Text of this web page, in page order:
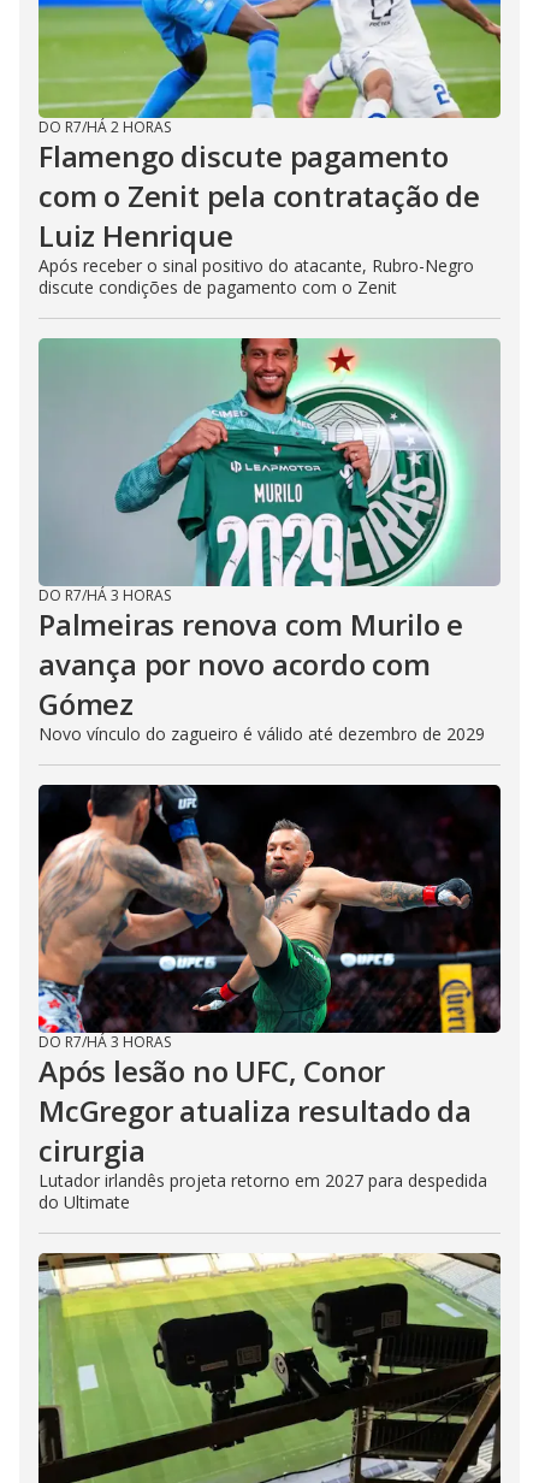
DO R7/HÁ 2 HORAS
Flamengo discute pagamento
com o Zenit pela contratação de
Luiz Henrique
Após receber o sinal positivo do atacante, Rubro-Negro
discute condições de pagamento com o Zenit
DO R7/HÁ 3 HORAS
Palmeiras renova com Murilo e
avança por novo acordo com
Gómez
Novo vínculo do zagueiro é válido até dezembro de 2029
DO R7/HÁ 3 HORAS
Após lesão no UFC, Conor
McGregor atualiza resultado da
cirurgia
Lutador irlandês projeta retorno em 2027 para despedida
do Ultimate